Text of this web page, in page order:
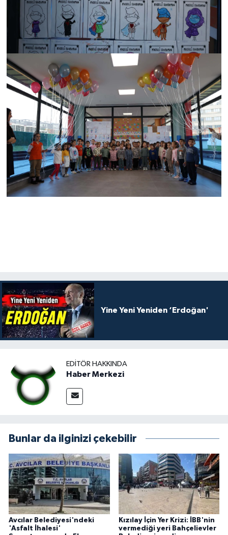
Yine Yeni Yeniden ‘Erdoğan'
EDITÖR HAKKINDA
Haber Merkezi
Bunlar da ilginizi çekebilir
Avcılar Belediyesi'ndeki
'Asfalt İhalesi'
Kızılay İçin Yer Krizi: İBB'nin
vermediği yeri Bahçelievler